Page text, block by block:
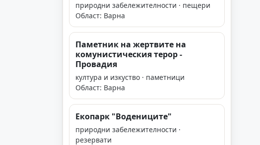
природни забележителности · пещери
Област: Варна
Паметник на жертвите на
комунистическия терор -
Провадия
култура и изкуство · паметници
Област: Варна
Екопарк "Водениците"
природни забележителности ·
резервати